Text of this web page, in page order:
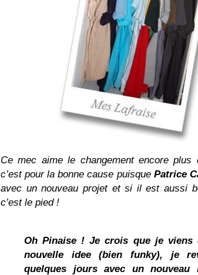
Ce mec aime le changement encore
c’est pour la bonne cause puisque Patrice
avec un nouveau projet et si il est aussi
c’est le pied !
Oh Pinaise ! Je crois que je viens
nouvelle idee (bien funky), je
quelques jours avec un